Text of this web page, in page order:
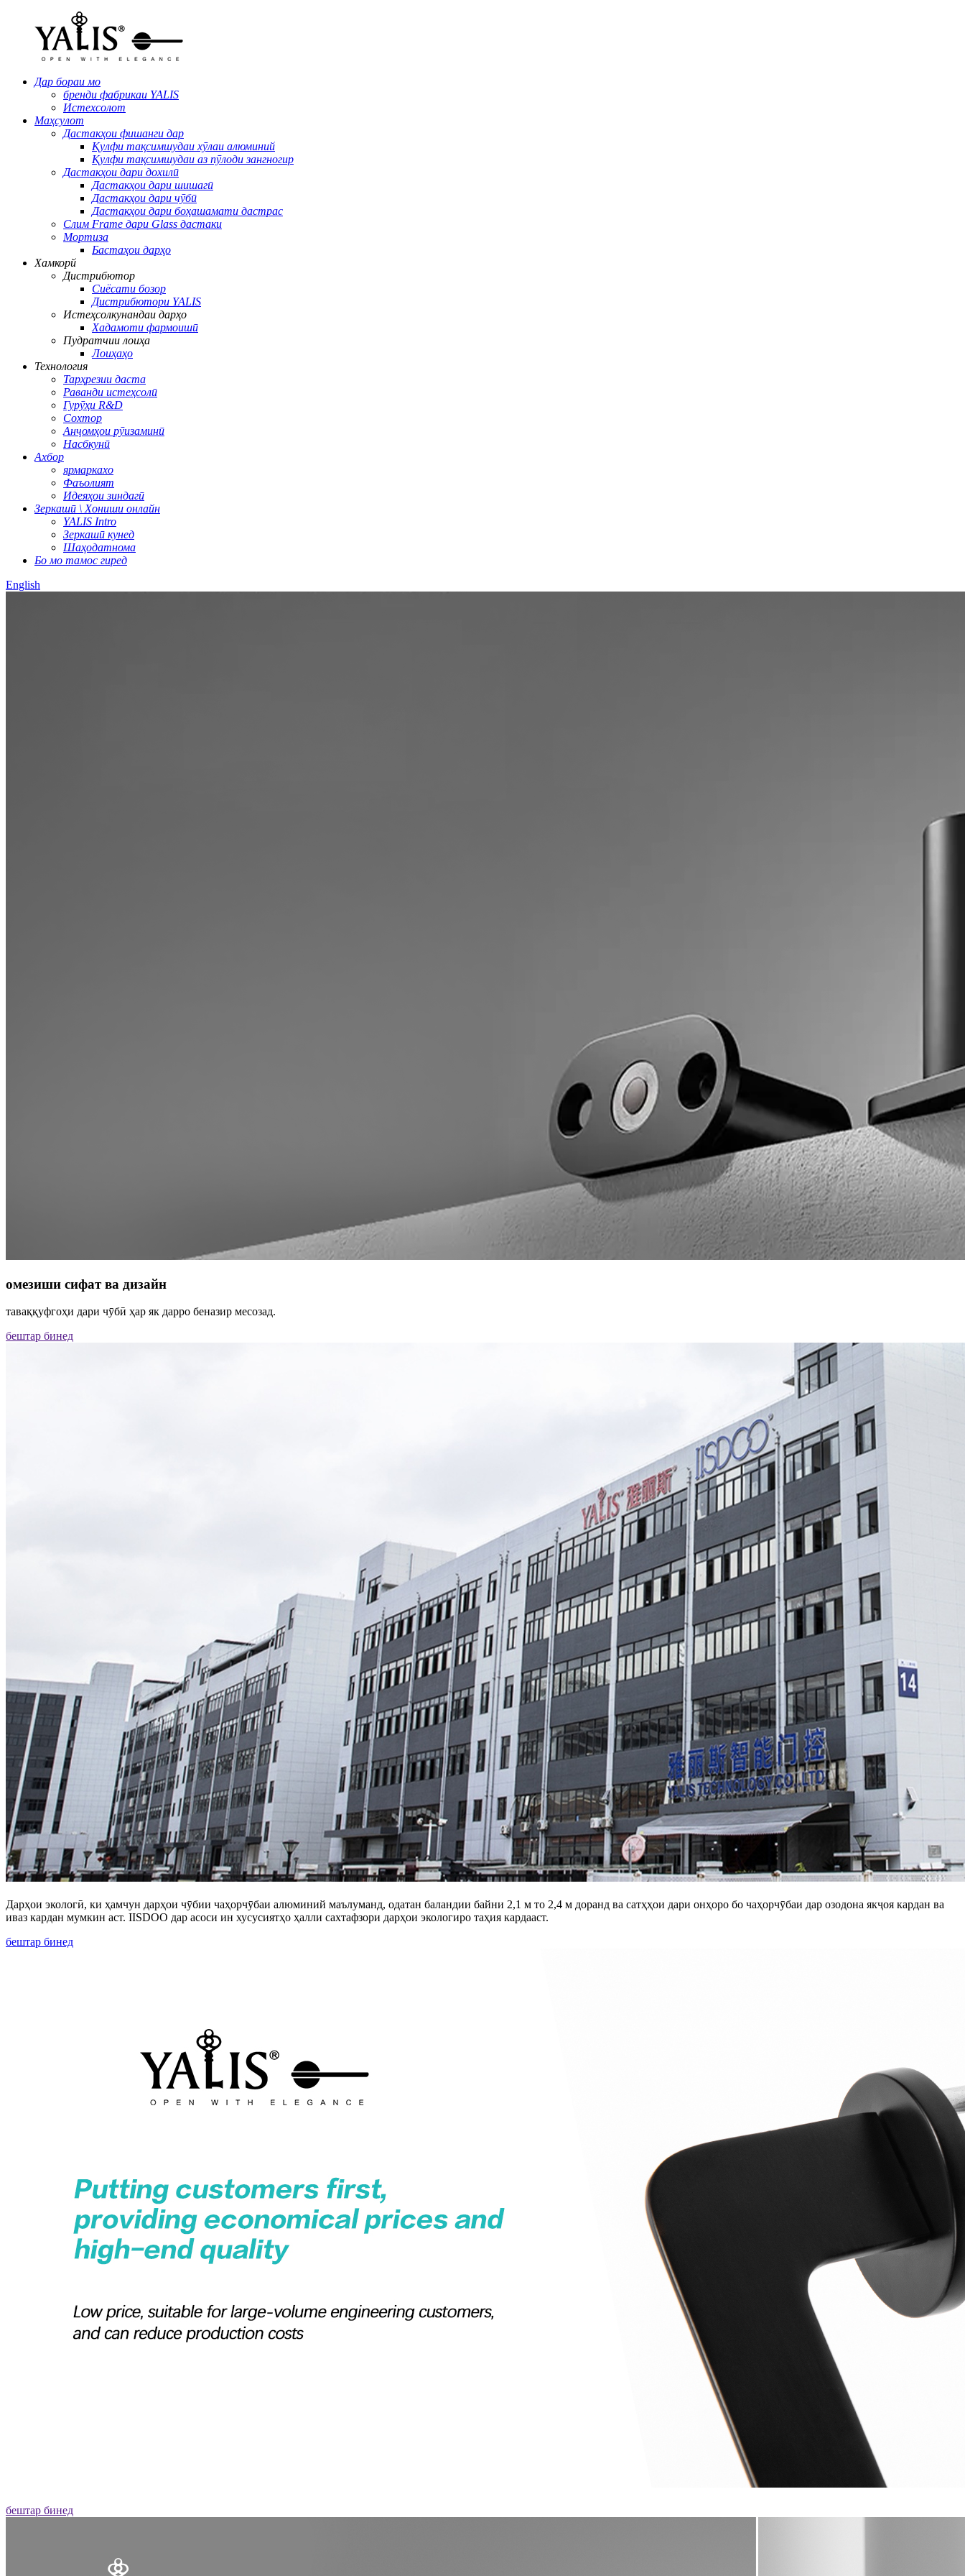
Дар бораи мо
бренди фабрикаи YALIS
Истехсолот
Маҳсулот
Дастакҳои фишанги дар
Қулфи тақсимшудаи хӯлаи алюминий
Қулфи тақсимшудаи аз пӯлоди зангногир
Дастакҳои дари дохилӣ
Дастакҳои дари шишагӣ
Дастакҳои дари чӯбӣ
Дастакҳои дари боҳашамати дастрас
Слим Frame дари Glass дастаки
Мортиза
Бастаҳои дарҳо
Хамкорй
Дистрибютор
Сиёсати бозор
Дистрибютори YALIS
Истеҳсолкунандаи дарҳо
Хадамоти фармоишӣ
Пудратчии лоиҳа
Лоиҳаҳо
Технология
Тарҳрезии даста
Раванди истеҳсолӣ
Гурӯҳи R&D
Сохтор
Анҷомҳои рӯизаминӣ
Насбкунӣ
Ахбор
ярмаркахо
Фаъолият
Идеяҳои зиндагӣ
Зеркашӣ \ Хониши онлайн
YALIS Intro
Зеркашӣ кунед
Шаҳодатнома
Бо мо тамос гиред
English
омезиши сифат ва дизайн
таваққуфгоҳи дари чӯбӣ ҳар як дарро беназир месозад.
бештар бинед
Дарҳои экологӣ, ки ҳамчун дарҳои чӯбии чаҳорчӯбаи алюминий маълуманд, одатан баландии байни 2,1 м то 2,4 м доранд ва сатҳҳои дари онҳоро бо чаҳорчӯбаи дар озодона якҷоя кардан ва
иваз кардан мумкин аст. IISDOO дар асоси ин хусусиятҳо ҳалли сахтафзори дарҳои экологиро таҳия кардааст.
бештар бинед
бештар бинед